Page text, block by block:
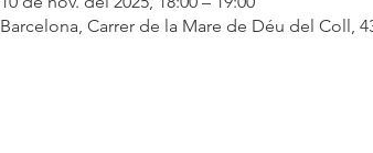
Barcelona, Carrer de la Mare de Déu del Coll,